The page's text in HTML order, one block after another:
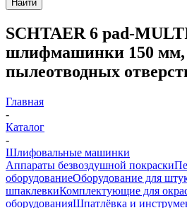
Найти
SCHTAER 6 pad-
шлифмашинки 150 мм,
пылеотводных
Главная
-
Каталог
-
Шлифовальные машинки
Аппараты безвоздушной покраски
оборудованиеОборудование для
шпаклевкиКомплектующие для
оборудованияШпатлёвка и